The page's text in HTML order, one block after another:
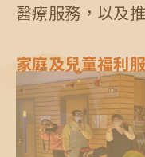
0
5
6
醫療服務，以及
家庭及兒童福利